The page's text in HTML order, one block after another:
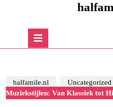
halfamile.nl Uncategorized
Muziekstijlen: Van Klassiek tot